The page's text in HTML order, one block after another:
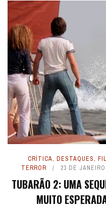
CRÍTICA, DESTAQUES,
TERROR
23 DE
TUBARÃO 2: UMA
MUITO